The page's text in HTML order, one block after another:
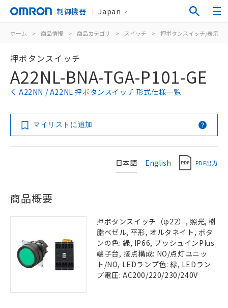
制御機器 Japan
ホーム > 商品情報 > 商品カテゴリ > スイッチ > 押ボタンスイッチ/表示灯
押ボタンスイッチ
A22NL-BNA-TGA-P101-GE
A22NN / A22NL 押ボタンスイッチ 形式仕様一覧
マイリストに追加
日本語 English PDF出力
商品概要
押ボタンスイッチ（φ22）, 照光, 樹
脂ベゼル, 平形, オルタネイト, ボタ
ンの色: 緑, IP66, プッシュインPlus
端子台, 接点構成: NO/点灯ユニッ
ト/NO, LEDランプ色: 緑, LEDラン
プ電圧: AC200/220/230/240V